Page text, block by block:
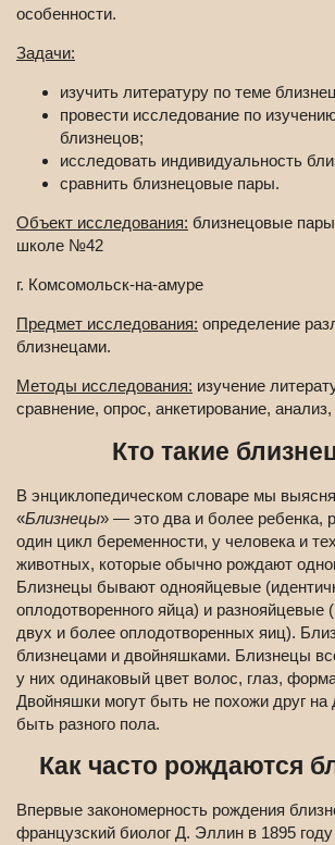
особенности.
Задачи:
изучить литературу по теме
провести исследование по
близнецов;
исследовать индивидуальность
сравнить близнецовые пары.
Объект исследования: близнецовые
школе №42
г. Комсомольск-на-амуре
Предмет исследования: определение
близнецами.
Методы исследования: изучение
сравнение, опрос, анкетирование,
Кто такие
В энциклопедическом словаре мы
«Близнецы» — это два и более ребенка,
один цикл беременности, у человека и
животных, которые обычно рождают
Близнецы бывают однояйцевые
оплодотворенного яйца) и разнояйцевые
двух и более оплодотворенных яиц).
близнецами и двойняшками. Близнецы
у них одинаковый цвет волос, глаз,
Двойняшки могут быть не похожи друг на
быть разного пола.
Как часто рождаются
Впервые закономерность рождения
французский биолог Д. Эллин в 1895